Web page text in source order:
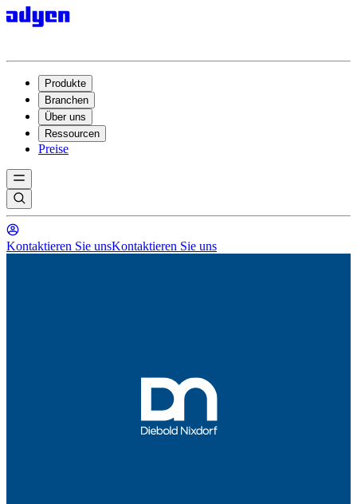
Produkte
Branchen
Über uns
Ressourcen
Preise
Kontaktieren Sie unsKontaktieren Sie uns